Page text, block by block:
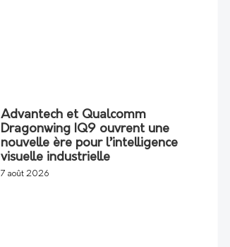
Advantech et Qualcomm
Dragonwing IQ9 ouvrent une
nouvelle ère pour l’intelligence
visuelle industrielle
7 août 2026